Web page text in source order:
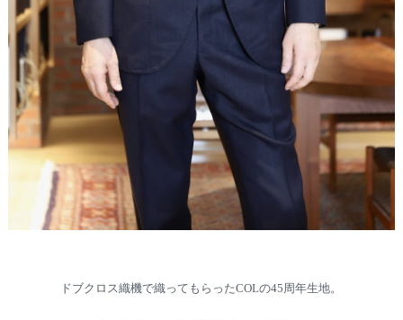
ドブクロス織機で織ってもらったCOLの45周年生地。